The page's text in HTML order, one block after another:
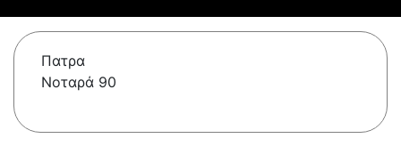
Πατρα
Νοταρά 90